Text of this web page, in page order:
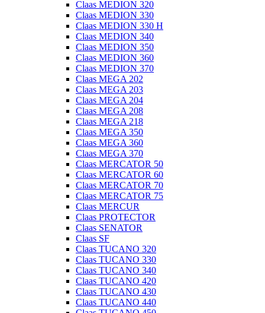
Claas MEDION 320
Claas MEDION 330
Claas MEDION 330 H
Claas MEDION 340
Claas MEDION 350
Claas MEDION 360
Claas MEDION 370
Claas MEGA 202
Claas MEGA 203
Claas MEGA 204
Claas MEGA 208
Claas MEGA 218
Claas MEGA 350
Claas MEGA 360
Claas MEGA 370
Claas MERCATOR 50
Claas MERCATOR 60
Claas MERCATOR 70
Claas MERCATOR 75
Claas MERCUR
Claas PROTECTOR
Claas SENATOR
Claas SF
Claas TUCANO 320
Claas TUCANO 330
Claas TUCANO 340
Claas TUCANO 420
Claas TUCANO 430
Claas TUCANO 440